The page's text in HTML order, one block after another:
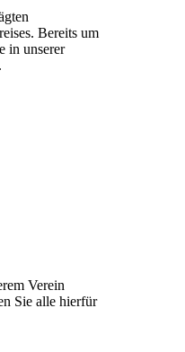
Bereits um
in unserer
Verein
Sie alle hierfür